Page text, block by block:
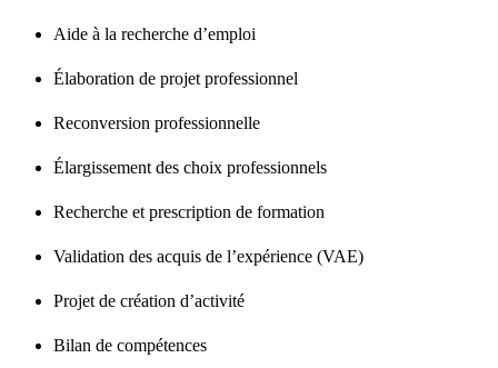
Aide à la recherche d’emploi
Élaboration de projet professionnel
Reconversion professionnelle
Élargissement des choix professionnels
Recherche et prescription de formation
Validation des acquis de l’expérience (VAE)
Projet de création d’activité
Bilan de compétences